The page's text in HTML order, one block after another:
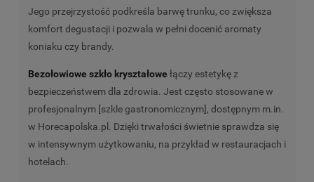
Jego przejrzystość podkreśla barwę trunku, co zwiększa
komfort degustacji i pozwala w pełni docenić aromaty
koniaku czy brandy.
Bezołowiowe szkło kryształowe łączy estetykę z
bezpieczeństwem dla zdrowia. Jest często stosowane w
profesjonalnym [szkle gastronomicznym], dostępnym m.in.
w Horecapolska.pl. Dzięki trwałości świetnie sprawdza się
w intensywnym użytkowaniu, na przykład w restauracjach i
hotelach.